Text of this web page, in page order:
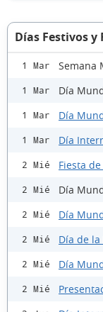
Días Festivos y
1 Mar Semana
1 Mar Día
1 Mar Día
1 Mar Día
2 Mié Fiesta
2 Mié Día
2 Mié Día
2 Mié Día de
2 Mié Día
2 Mié